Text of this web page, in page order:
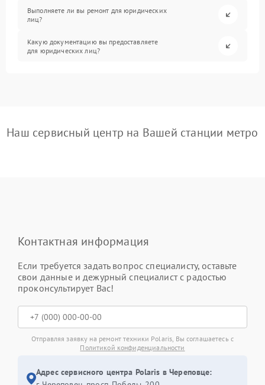
Выполняете ли вы ремонт для юридических
лиц?
Какую документацию вы предоставляете
для юридических лиц?
Наш сервисный центр на Вашей станции метро
Контактная информация
Если требуется задать вопрос специалисту, оставьте
свои данные и дежурный специалист с радостью
проконсультирует Вас!
Отправляя заявку на ремонт техники Polaris, Вы соглашаетесь с
Политикой конфиденциальности
Адрес сервисного центра Polaris в Череповце: